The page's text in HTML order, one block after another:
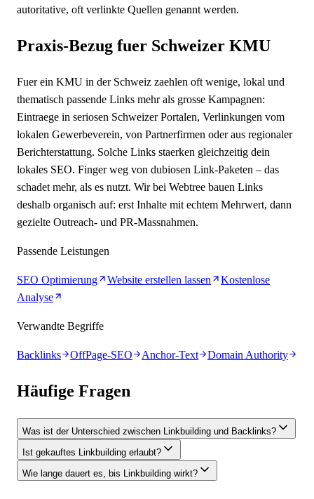
autoritative, oft verlinkte Quellen genannt werden.
Praxis-Bezug fuer Schweizer KMU
Fuer ein KMU in der Schweiz zaehlen oft wenige, lokal und
thematisch passende Links mehr als grosse Kampagnen:
Eintraege in seriosen Schweizer Portalen, Verlinkungen vom
lokalen Gewerbeverein, von Partnerfirmen oder aus regionaler
Berichterstattung. Solche Links staerken gleichzeitig dein
lokales SEO. Finger weg von dubiosen Link-Paketen – das
schadet mehr, als es nutzt. Wir bei Webtree bauen Links
deshalb organisch auf: erst Inhalte mit echtem Mehrwert, dann
gezielte Outreach- und PR-Massnahmen.
Passende Leistungen
SEO Optimierung Website erstellen lassen
Kostenlose
Analyse
Verwandte Begriffe
Backlinks OffPage-SEO Anchor-Text Domain Authority
Häufige Fragen
Was ist der Unterschied zwischen Linkbuilding und Backlinks?
Ist gekauftes Linkbuilding erlaubt?
Wie lange dauert es, bis Linkbuilding wirkt?